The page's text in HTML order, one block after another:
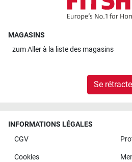
MAGASINS
zumAller à la liste des magasins
Se
INFORMATIONS LÉGALES
CGV
Cookies